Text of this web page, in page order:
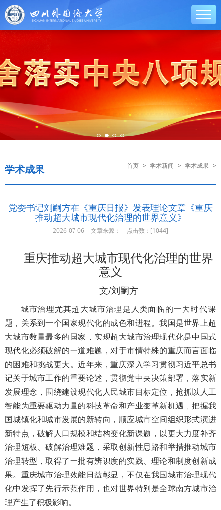
学术成果 首页 > 学术新闻 > 学术成果 >
党委书记刘嗣方在《重庆日报》发表理论文章《重庆
推动超大城市现代化治理的世界意义》
2026-07-06 文章来源： 点击数：[1044]
重庆推动超大城市现代化治理的世界
意义
文/刘嗣方
城市治理尤其超大城市治理是人类面临的一大时代课
题，关系到一个国家现代化的成色和进程。我国是世界上超
大城市数量最多的国家，实现超大城市治理现代化是中国式
现代化必须破解的一道难题，对于市情特殊的重庆而言面临
的困难和挑战更大。近年来，重庆深入学习贯彻习近平总书
记关于城市工作的重要论述，贯彻党中央决策部署，落实新
发展理念，围绕建设现代化人民城市目标定位，抢抓以人工
智能为重要驱动力量的科技革命和产业变革新机遇，把握我
国城镇化和城市发展的新转向，顺应城市空间组织形式演进
新特点，破解人口规模和结构变化新课题，以更大力度补齐
治理短板、破解治理难题，采取创新性思路和举措推动城市
治理转型，取得了一批有辨识度的实践、理论和制度创新成
果。重庆城市治理效能日益彰显，不仅在我国城市治理现代
化中发挥了先行示范作用，也对世界特别是全球南方城市治
理产生了积极影响。